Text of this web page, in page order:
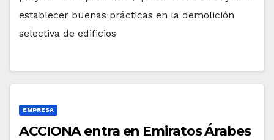
establecer buenas prácticas en la demolición
selectiva de edificios
EMPRESA
ACCIONA entra en Emiratos Árabes